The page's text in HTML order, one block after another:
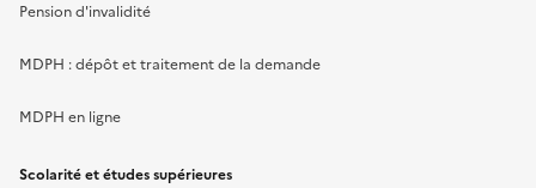
Pension d'invalidité
MDPH : dépôt et traitement de la demande
MDPH en ligne
Scolarité et études supérieures